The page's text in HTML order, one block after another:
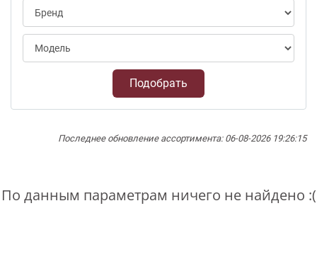
Подобрать
Последнее обновление ассортимента: 06-08-2026 19:26:15
По данным параметрам ничего не найдено :(